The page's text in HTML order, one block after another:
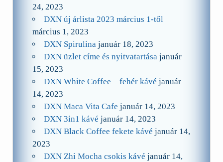
24, 2023
DXN új árlista 2023 március 1-től
március 1, 2023
DXN Spirulina január 18, 2023
DXN üzlet címe és nyitvatartása január
15, 2023
DXN White Coffee – fehér kávé január
14, 2023
DXN Maca Vita Cafe január 14, 2023
DXN 3in1 kávé január 14, 2023
DXN Black Coffee fekete kávé január 14,
2023
DXN Zhi Mocha csokis kávé január 14,